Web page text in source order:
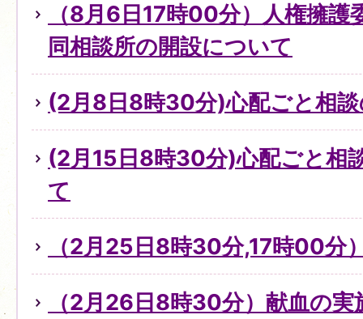
（8月6日17時00分）人権擁護
同相談所の開設について
(2月8日8時30分)心配ごと相
(2月15日8時30分)心配ごと相
て
（2月25日8時30分,17時00分
（2月26日8時30分）献血の